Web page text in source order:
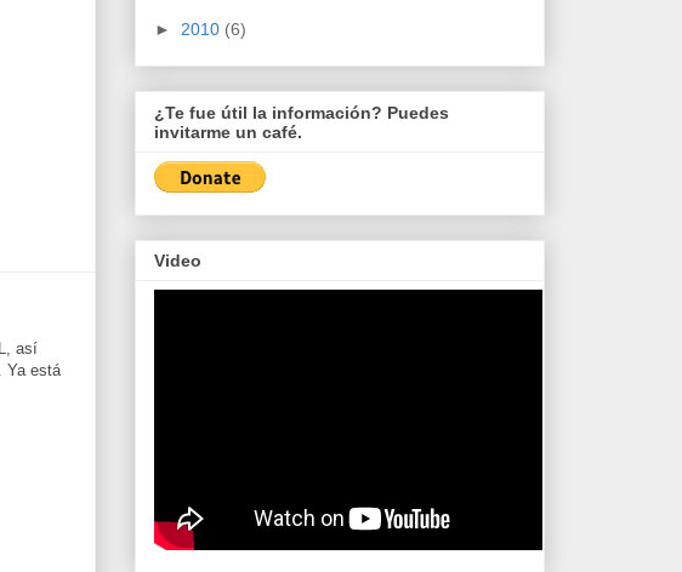
, así
Ya está
► 2010 (6)
¿Te fue útil la información? Puedes
invitarme un café.
Video